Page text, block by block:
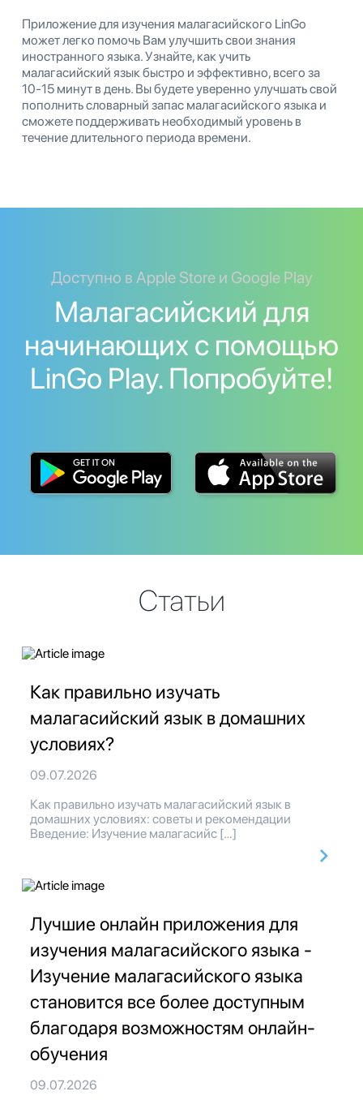
Приложение для изучения малагасийского LinGo
может легко помочь Вам улучшить свои знания
иностранного языка. Узнайте, как учить
малагасийский язык быстро и эффективно, всего за
10-15 минут в день. Вы будете уверенно улучшать свой
пополнить словарный запас малагасийского языка и
сможете поддерживать необходимый уровень в
течение длительного периода времени.
Доступно в Apple Store и Google Play
Малагасийский для
начинающих с помощью
LinGo Play. Попробуйте!
Статьи
Как правильно изучать
малагасийский язык в домашних
условиях?
09.07.2026
Как правильно изучать малагасийский язык в
домашних условиях: советы и рекомендации
Введение: Изучение малагасийс […]
Лучшие онлайн приложения для
изучения малагасийского языка -
Изучение малагасийского языка
становится все более доступным
благодаря возможностям онлайн-
обучения
09.07.2026